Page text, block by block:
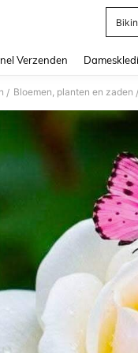
Verzenden
/ Bloemen, planten en zaden /